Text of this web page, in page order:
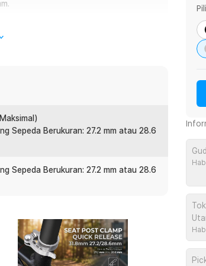
posisi tinggi rendahnya, guna
menggunakan seat post clamp dari
lama.
harus diperhatikan, terutama dari tinggi
setelah bersepeda berjam-jam.
rendahnya jok, karena didesain
Sepeda Berukuran: 27.2 mm atau 28.6
Sepeda Berukuran: 27.2 mm atau 28.6